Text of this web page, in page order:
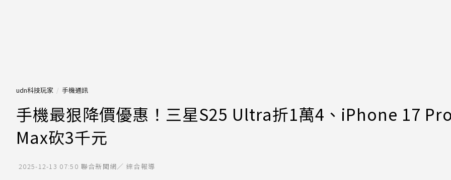
udn科技玩家 手機通訊
手機最狠降價優惠！三星S25 Ultra折1萬4、iPhone 17
Max砍3千元
2025-12-13 07:50 聯合新聞網／ 綜合報導